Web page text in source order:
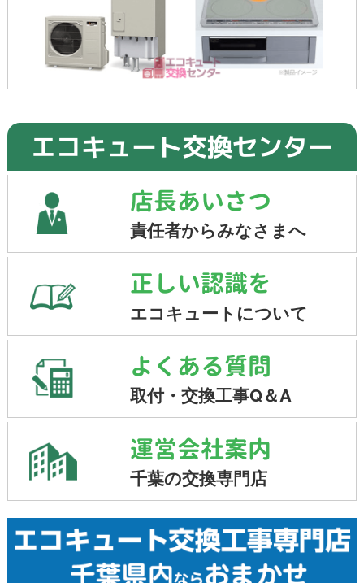
エコキュート交換センター
店長あいさつ
責任者からみなさまへ
正しい認識を
エコキュートについて
よくある質問
取付・交換工事Q＆A
運営会社案内
千葉の交換専門店